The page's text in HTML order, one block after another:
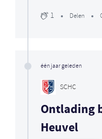
1 Delen
één jaar geleden
SCHC
Ontlading
Heuvel